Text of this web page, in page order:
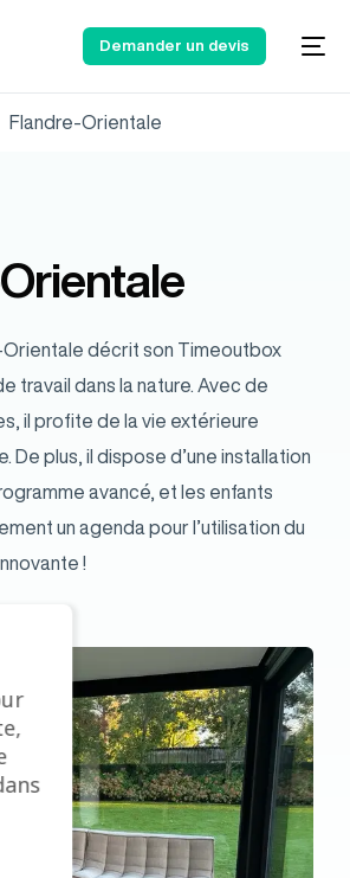
Demander un devis
Flandre-Orientale
Orientale décrit son Timeoutbox
travail dans la nature. Avec de
il profite de la vie extérieure
De plus, il dispose d’une installation
avancé, et les enfants
un agenda pour l’utilisation du
!